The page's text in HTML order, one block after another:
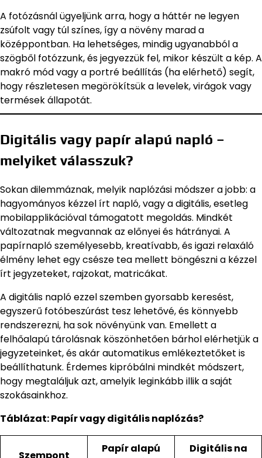
A fotózásnál ügyeljünk arra, hogy a háttér ne legyen
zsúfolt vagy túl színes, így a növény marad a
középpontban. Ha lehetséges, mindig ugyanabból a
szögből fotózzunk, és jegyezzük fel, mikor készült a kép. A
makró mód vagy a portré beállítás (ha elérhető) segít,
hogy részletesen megörökítsük a levelek, virágok vagy
termések állapotát.
Digitális vagy papír alapú napló –
melyiket válasszuk?
Sokan dilemmáznak, melyik naplózási módszer a jobb: a
hagyományos kézzel írt napló, vagy a digitális, esetleg
mobilapplikációval támogatott megoldás. Mindkét
változatnak megvannak az előnyei és hátrányai. A
papírnapló személyesebb, kreatívabb, és igazi relaxáló
élmény lehet egy csésze tea mellett böngészni a kézzel
írt jegyzeteket, rajzokat, matricákat.
A digitális napló ezzel szemben gyorsabb keresést,
egyszerű fotóbeszúrást tesz lehetővé, és könnyebb
rendszerezni, ha sok növényünk van. Emellett a
felhőalapú tárolásnak köszönhetően bárhol elérhetjük a
jegyzeteinket, és akár automatikus emlékeztetőket is
beállíthatunk. Érdemes kipróbálni mindkét módszert,
hogy megtaláljuk azt, amelyik leginkább illik a saját
szokásainkhoz.
Táblázat: Papír vagy digitális naplózás?
Szempont
Papír alapú
Digitális na